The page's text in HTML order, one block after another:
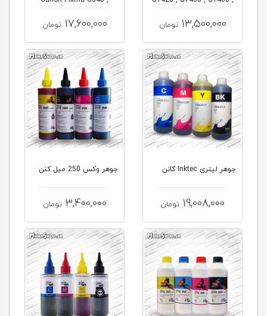
13,500,000 تومان 17,600,000 تومان
جوهر لیتری Inktec کانن
19,008,000 تومان
جوهر وکس 250 میل کنن
3,400,000 تومان